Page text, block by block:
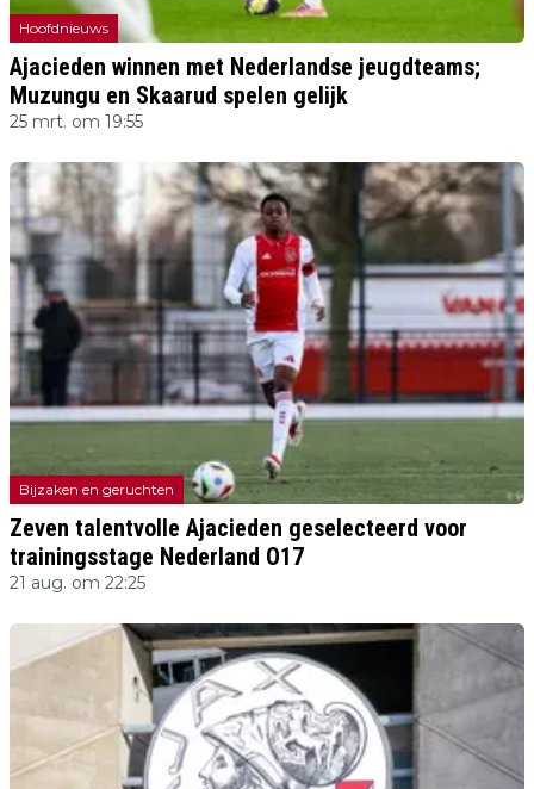
Hoofdnieuws
Ajacieden winnen met Nederlandse jeugdteams;
Muzungu en Skaarud spelen gelijk
25 mrt. om 19:55
Bijzaken en geruchten
Zeven talentvolle Ajacieden geselecteerd voor
trainingsstage Nederland O17
21 aug. om 22:25